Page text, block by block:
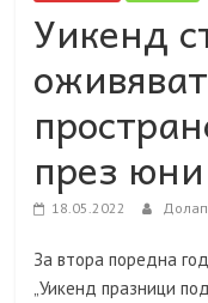
пътешествия|
мода|
събития|
кухня|
реклама|
минало|
Уикенд
през юни
18.05.2022
За втора поредна
„Уикенд празници